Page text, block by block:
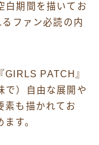
白期間を描いてお
るファン必読の内
GIRLS PATCH』
で）自由な展開や
素も描かれてお
す。